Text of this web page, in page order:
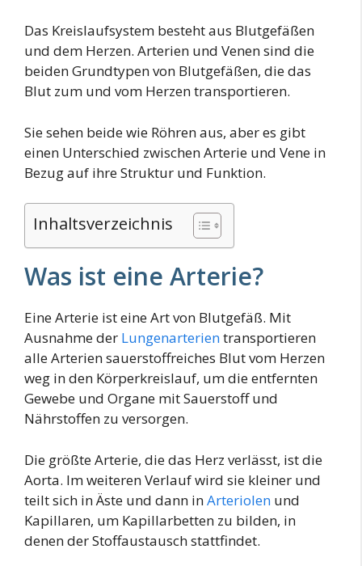
Das Kreislaufsystem besteht aus Blutgefäßen
und dem Herzen. Arterien und Venen sind die
beiden Grundtypen von Blutgefäßen, die das
Blut zum und vom Herzen transportieren.
Sie sehen beide wie Röhren aus, aber es gibt
einen Unterschied zwischen Arterie und Vene in
Bezug auf ihre Struktur und Funktion.
Inhaltsverzeichnis
Was ist eine Arterie?
Eine Arterie ist eine Art von Blutgefäß. Mit
Ausnahme der Lungenarterientransportieren
alle Arterien sauerstoffreiches Blut vom Herzen
weg in den Körperkreislauf, um die entfernten
Gewebe und Organe mit Sauerstoff und
Nährstoffen zu versorgen.
Die größte Arterie, die das Herz verlässt, ist die
Aorta. Im weiteren Verlauf wird sie kleiner und
teilt sich in Äste und dann inArteriolen und
Kapillaren, um Kapillarbetten zu bilden, in
denen der Stoffaustausch stattfindet.